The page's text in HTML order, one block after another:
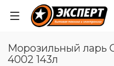
Морозильный ларь
4002 143л